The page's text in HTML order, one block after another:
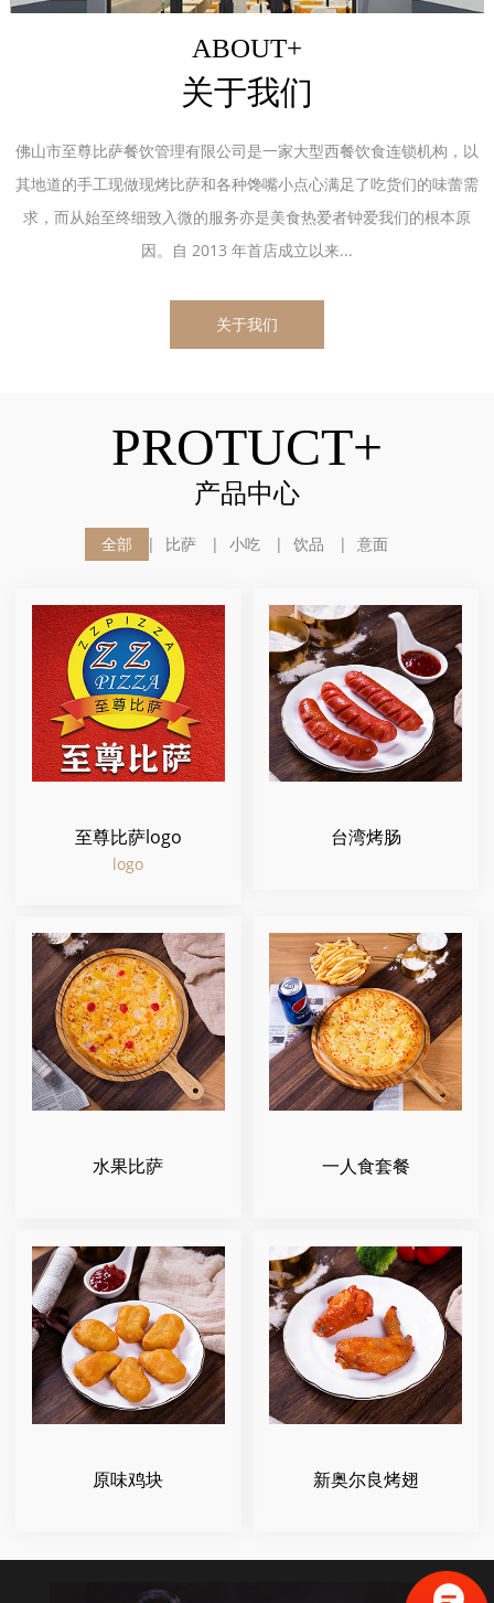
ABOUT+
关于我们
佛山市至尊比萨餐饮管理有限公司是一家大型西餐饮食连锁机构，以
其地道的手工现做现烤比萨和各种馋嘴小点心满足了吃货们的味蕾需
求，而从始至终细致入微的服务亦是美食热爱者钟爱我们的根本原
因。自 2013 年首店成立以来...
关于我们
PROTUCT+
产品中心
全部 比萨 小吃 饮品 意面
至尊比萨logo
logo
台湾烤肠
水果比萨 一人食套餐
原味鸡块 新奥尔良烤翅